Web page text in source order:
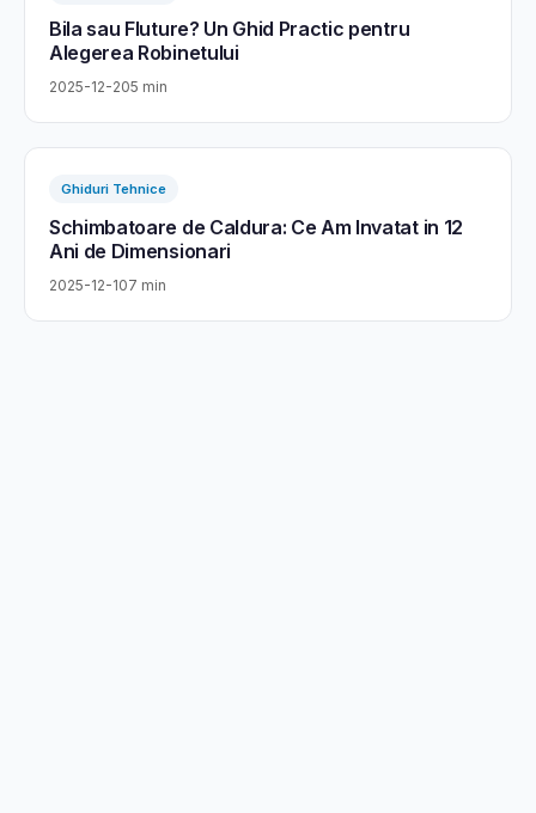
Bila sau Fluture? Un Ghid Practic pentru
Alegerea Robinetului
2025-12-205 min
Ghiduri Tehnice
Schimbatoare de Caldura: Ce Am Invatat in 12
Ani de Dimensionari
2025-12-107 min